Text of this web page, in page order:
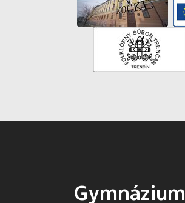
Gymnázium